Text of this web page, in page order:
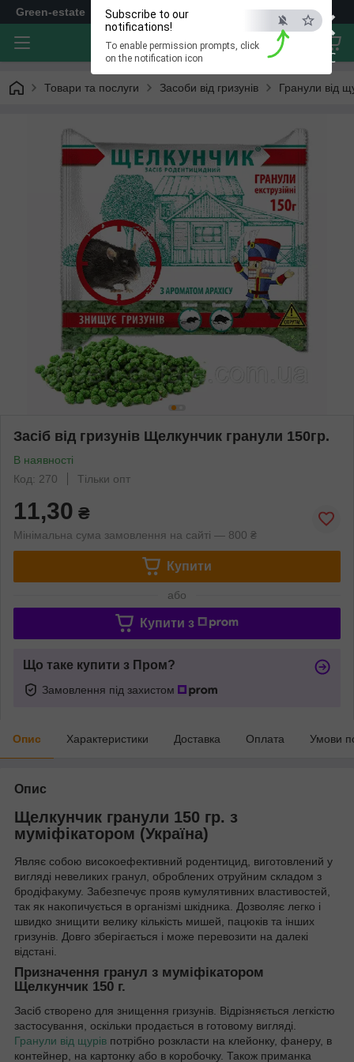
×
ESC
Subscribe to our
notifications!
To enable permission prompts, click
on the notification icon
Green-estate
Товари та послуги Засоби від гризунів Гранули від
Засіб від гризунів Щелкунчик гранули 150гр.
В наявності
Код: 270
Тільки опт
11,30 ₴
Мінімальна сума замовлення на сайті — 800 ₴
Купити
або
Купити з
Що таке купити з Пром?
Замовлення під захистом
Опис Характеристики Доставка Оплата Умови
Опис
Щелкунчик гранули 150 гр. з
муміфікатором (Україна)
Являє собою високоефективний родентицид, виготовлений у
вигляді невеликих гранул, оброблених отруйним складом з
бродіфакуму. Забезпечує прояв кумулятивних властивостей,
так як накопичується в організмі шкідника. Дозволяє легко і
швидко знищити велику кількість мишей, пацюків та інших
гризунів. Довго зберігається і може перевозити на далекі
відстані.
Призначення гранул з муміфікатором
Щелкунчик 150 г.
Засіб створено для знищення гризунів. Відрізняється легкістю
застосування, оскільки продається в готовому вигляді.
Гранули від щурів потрібно розкласти на клейонку, фанеру, в
контейнер, на картонку або в коробочку. Також приманка